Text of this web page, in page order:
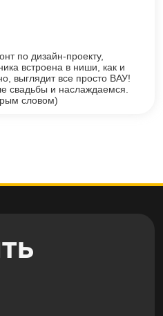
по дизайн-проекту,
встроена в ниши, как и
выглядит все просто ВАУ!
свадьбы и наслаждаемся.
словом)